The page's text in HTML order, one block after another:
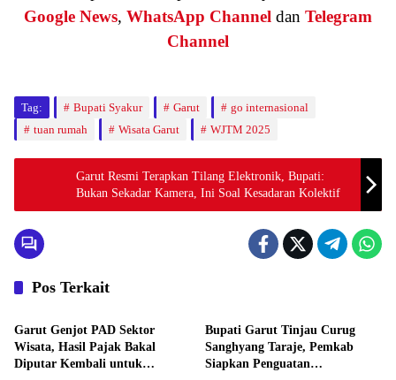
Google News, WhatsApp Channel dan Telegram
Channel
Tag: Bupati Syakur Garut
go internasional
tuan rumah
Wisata Garut WJTM 2025
Garut Resmi Terapkan Tilang Elektronik, Bupati:
Bukan Sekadar Kamera, Ini Soal Kesadaran Kolektif
Pos Terkait
Wisata
Garut Genjot PAD Sektor
Wisata, Hasil Pajak Bakal
Diputar Kembali untuk
Bupati Garut Tinjau Curug
Sanghyang Taraje, Pemkab
Siapkan Penguatan
Wisata Wisata